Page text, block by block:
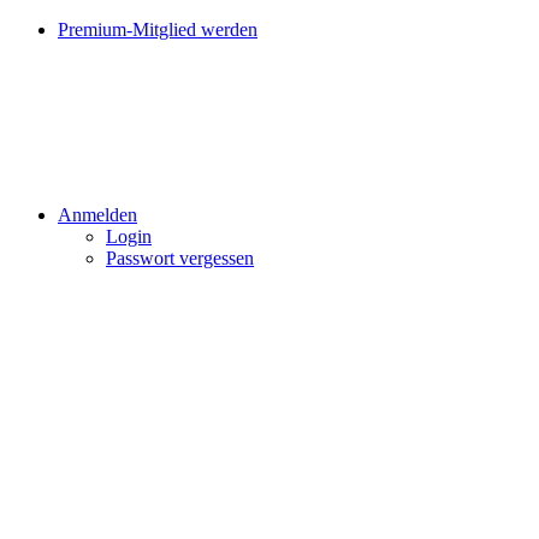
Premium-Mitglied werden
Anmelden
Login
Passwort vergessen